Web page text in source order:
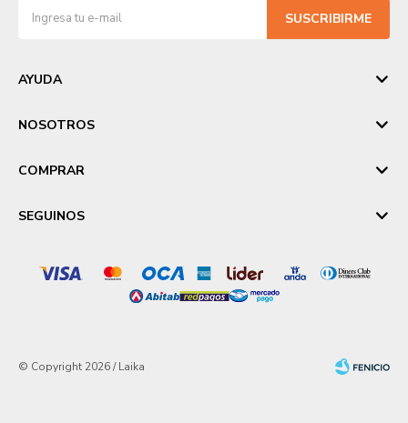
SUSCRIBIRME
AYUDA
NOSOTROS
COMPRAR
SEGUINOS
© Copyright 2026 / Laika